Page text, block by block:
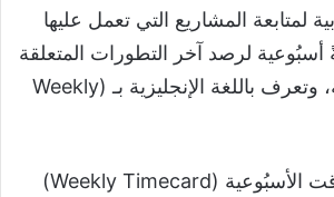
لمتابعة المشاريع التي تعمل عليها
لرصد آخر التطورات المتعلقة
بمشاريع المؤسسة، وتعرف باللغة الإنجليزية بـ (Weekly
وتساعد بطاقَة الوَقت الأسبُوعية (Weekly Timecard)